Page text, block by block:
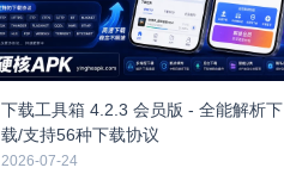
下载工具箱 4.2.3 会员版 - 全能解析下
载/支持56种下载协议
2026-07-24